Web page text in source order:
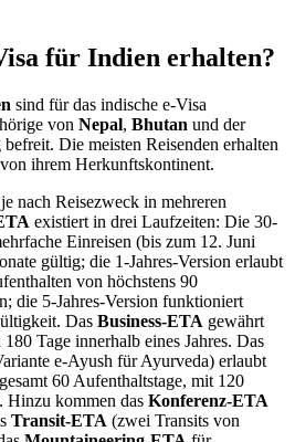
für Indien erhalten?
sind für das indische e-Visa
von Nepal, Bhutan und der
Die meisten Reisenden erhalten
ihrem Herkunftskontinent.
nach Reisezweck in mehreren
existiert in drei Laufzeiten: Die 30-
Einreisen (bis zum 12. Juni
gültig; die 1-Jahres-Version erlaubt
von höchstens 90
die 5-Jahres-Version funktioniert
Das Business-ETA gewährt
Tage innerhalb eines Jahres. Das
e-Ayush für Ayurveda) erlaubt
60 Aufenthaltstage, mit 120
Hinzu kommen das Konferenz-ETA
Transit-ETA (zwei Transits von